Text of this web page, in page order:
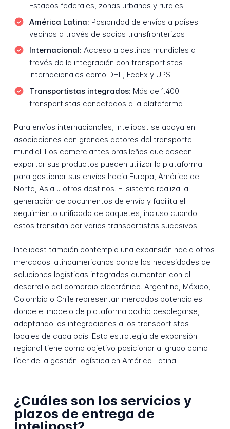
Estados federales, zonas urbanas y rurales
América Latina: Posibilidad de envíos a países
vecinos a través de socios transfronterizos
Internacional: Acceso a destinos mundiales a
través de la integración con transportistas
internacionales como DHL, FedEx y UPS
Transportistas integrados: Más de 1.400
transportistas conectados a la plataforma
Para envíos internacionales, Intelipost se apoya en
asociaciones con grandes actores del transporte
mundial. Los comerciantes brasileños que desean
exportar sus productos pueden utilizar la plataforma
para gestionar sus envíos hacia Europa, América del
Norte, Asia u otros destinos. El sistema realiza la
generación de documentos de envío y facilita el
seguimiento unificado de paquetes, incluso cuando
estos transitan por varios transportistas sucesivos.
Intelipost también contempla una expansión hacia otros
mercados latinoamericanos donde las necesidades de
soluciones logísticas integradas aumentan con el
desarrollo del comercio electrónico. Argentina, México,
Colombia o Chile representan mercados potenciales
donde el modelo de plataforma podría desplegarse,
adaptando las integraciones a los transportistas
locales de cada país. Esta estrategia de expansión
regional tiene como objetivo posicionar al grupo como
líder de la gestión logística en América Latina.
¿Cuáles son los servicios y
plazos de entrega de